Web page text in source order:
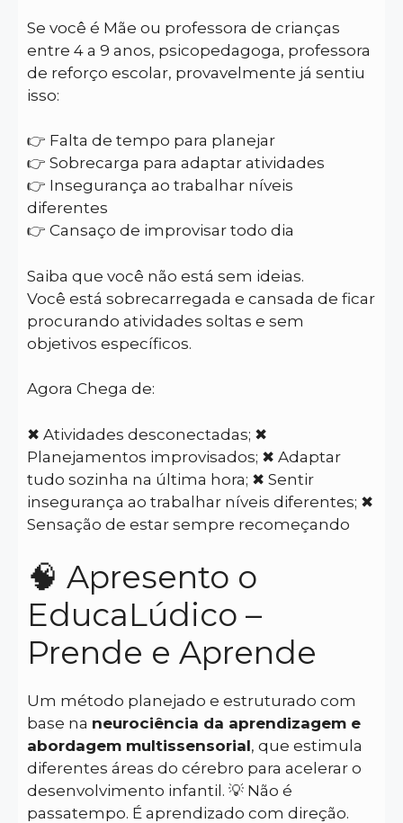
Se você é Mãe ou professora de crianças
entre 4 a 9 anos, psicopedagoga, professora
de reforço escolar, provavelmente já sentiu
isso:
👉 Falta de tempo para planejar
👉 Sobrecarga para adaptar atividades
👉 Insegurança ao trabalhar níveis
diferentes
👉 Cansaço de improvisar todo dia
Saiba que você não está sem ideias.
Você está sobrecarregada e cansada de ficar
procurando atividades soltas e sem
objetivos específicos.
Agora Chega de:
✖ Atividades desconectadas; ✖
Planejamentos improvisados; ✖ Adaptar
tudo sozinha na última hora; ✖ Sentir
insegurança ao trabalhar níveis diferentes; ✖
Sensação de estar sempre recomeçando
🧠 Apresento o
EducaLúdico –
Prende e Aprende
Um método planejado e estruturado com
base na neurociência da aprendizagem e
abordagem multissensorial, que estimula
diferentes áreas do cérebro para acelerar o
desenvolvimento infantil. 💡 Não é
passatempo. É aprendizado com direção.